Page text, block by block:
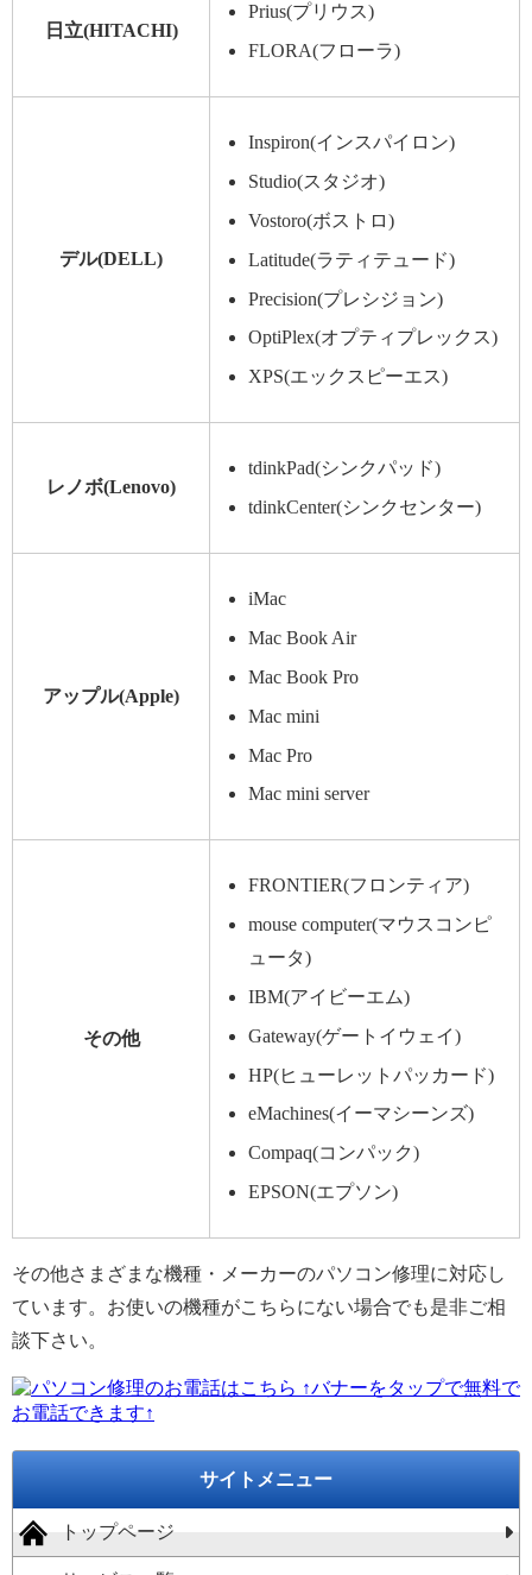
日立(HITACHI)
Prius(プリウス)
FLORA(フローラ)
デル(DELL)
Inspiron(インスパイロン)
Studio(スタジオ)
Vostoro(ボストロ)
Latitude(ラティテュード)
Precision(プレシジョン)
OptiPlex(オプティプレックス)
XPS(エックスピーエス)
レノボ(Lenovo)
tdinkPad(シンクパッド)
tdinkCenter(シンクセンター)
アップル(Apple)
iMac
Mac Book Air
Mac Book Pro
Mac mini
Mac Pro
Mac mini server
その他
FRONTIER(フロンティア)
mouse computer(マウスコンピ
ュータ)
IBM(アイビーエム)
Gateway(ゲートイウェイ)
HP(ヒューレットパッカード)
eMachines(イーマシーンズ)
Compaq(コンパック)
EPSON(エプソン)
その他さまざまな機種・メーカーのパソコン修理に対応し
ています。お使いの機種がこちらにない場合でも是非ご相
談下さい。
↑バナーをタップで無料で
お電話できます↑
サイトメニュー
トップページ